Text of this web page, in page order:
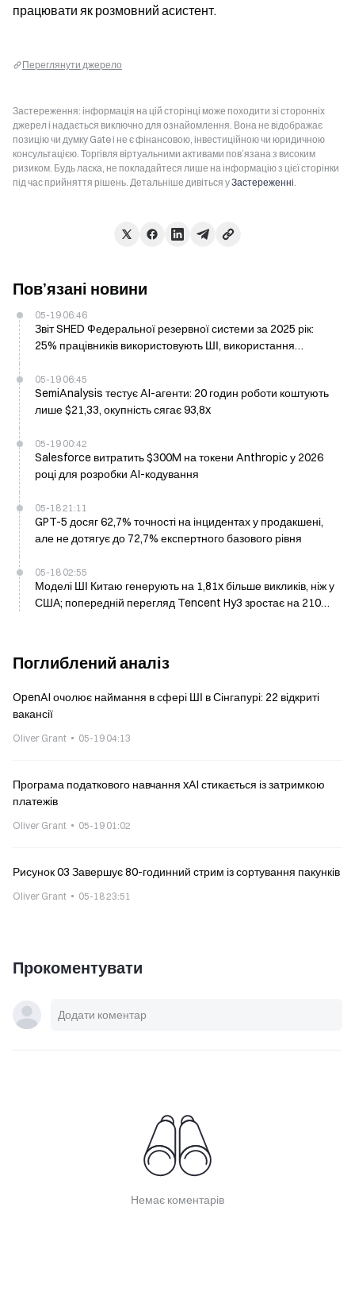
працювати як розмовний асистент.
Переглянути джерело
Застереження: інформація на цій сторінці може походити зі сторонніх
джерел і надається виключно для ознайомлення. Вона не відображає
позицію чи думку Gate і не є фінансовою, інвестиційною чи юридичною
консультацією. Торгівля віртуальними активами пов’язана з високим
ризиком. Будь ласка, не покладайтеся лише на інформацію з цієї сторінки
під час прийняття рішень. Детальніше дивіться уЗастереженні.
Пов’язані новини
05-19 06:46
Звіт SHED Федеральної резервної системи за 2025 рік:
25% працівників використовують ШІ, використання
05-19 06:45
SemiAnalysis тестує AI-агенти: 20 годин роботи коштують
лише $21,33, окупність сягає 93,8x
05-19 00:42
Salesforce витратить $300M на токени Anthropic у 2026
році для розробки AI-кодування
05-18 21:11
GPT-5 досяг 62,7% точності на інцидентах у продакшені,
але не дотягує до 72,7% експертного базового рівня
05-18 02:55
Моделі ШІ Китаю генерують на 1,81x більше викликів, ніж у
США; попередній перегляд Tencent Hy3 зростає на 210% і
Поглиблений аналіз
OpenAI очолює наймання в сфері ШІ в Сінгапурі: 22 відкриті
вакансії
Oliver Grant 05-19 04:13
Програма податкового навчання xAI стикається із затримкою
платежів
Oliver Grant 05-19 01:02
Рисунок 03 Завершує 80-годинний стрим із сортування пакунків
Oliver Grant 05-18 23:51
Прокоментувати
Немає коментарів